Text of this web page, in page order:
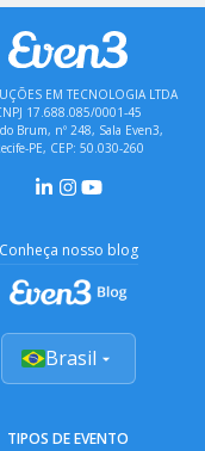
EM TECNOLOGIA LTDA
17.688.085/0001-45
Brum, nº 248, Sala Even3,
PE, CEP: 50.030-260
Conheça nosso blog
Brasil
TIPOS DE EVENTO